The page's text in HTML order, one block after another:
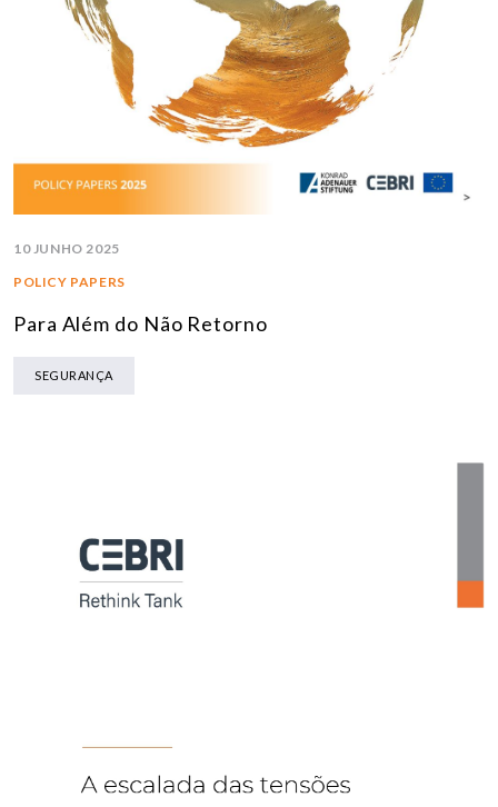
10 JUNHO 2025
POLICY PAPERS
Para Além do Não Retorno
SEGURANÇA